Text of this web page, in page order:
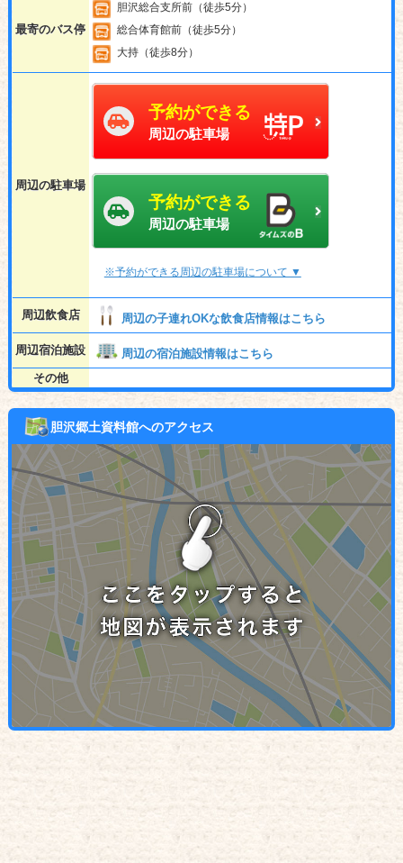
最寄のバス停
胆沢総合支所前（徒歩5分）
総合体育館前（徒歩5分）
大持（徒歩8分）
周辺の駐車場
予約ができる
周辺の駐車場
予約ができる
周辺の駐車場
※予約ができる周辺の駐車場について ▼
周辺飲食店 周辺の子連れOKな飲食店情報はこちら
周辺宿泊施設
周辺の宿泊施設情報はこちら
その他
胆沢郷土資料館へのアクセス